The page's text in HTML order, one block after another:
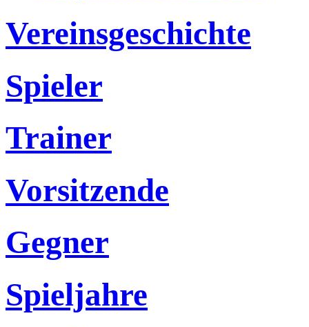
Vereinsgeschichte
Spieler
Trainer
Vorsitzende
Gegner
Spieljahre